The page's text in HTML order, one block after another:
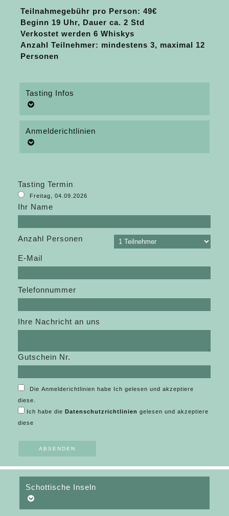
Teilnahmegebühr pro Person: 49€
Beginn 19 Uhr, Dauer ca. 2 Std
Verkostet werden 6 Whiskys
Anzahl Teilnehmer: mindestens 3, maximal 12
Personen
Tasting Infos
Anmelderichtlinien
Tasting Termin
Freitag, 04.09.2026
Ihr Name
Anzahl Personen
E-Mail
Telefonnummer
Ihre Nachricht an uns
Gutschein Nr.
Die Anmelderichtlinien habe Ich gelesen und akzeptiere
diese.
Ich habe die Datenschutzrichtlinien gelesen und akzeptiere
diese
Schottische Inseln